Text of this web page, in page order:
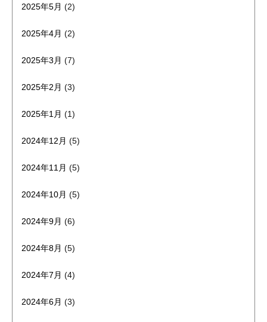
2025年5月 (2)
2025年4月 (2)
2025年3月 (7)
2025年2月 (3)
2025年1月 (1)
2024年12月 (5)
2024年11月 (5)
2024年10月 (5)
2024年9月 (6)
2024年8月 (5)
2024年7月 (4)
2024年6月 (3)